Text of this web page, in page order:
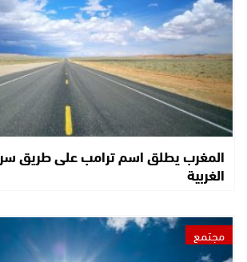
المغرب يطلق اسم ترامب على طريق
الغربية
مجتمع